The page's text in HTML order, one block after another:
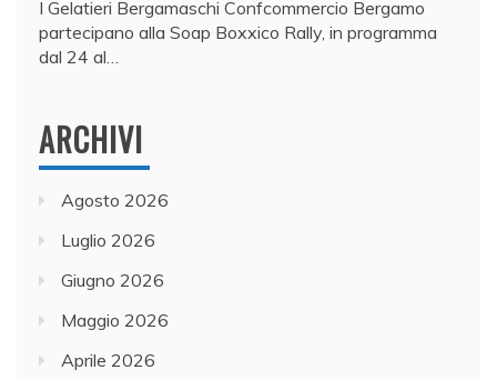
I Gelatieri Bergamaschi Confcommercio Bergamo
partecipano alla Soap Boxxico Rally, in programma
dal 24 al…
ARCHIVI
Agosto 2026
Luglio 2026
Giugno 2026
Maggio 2026
Aprile 2026